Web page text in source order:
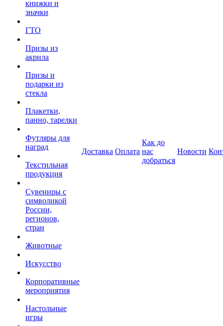
книжки и
значки
ГТО
Призы из
акрила
Призы и
подарки из
стекла
Плакетки,
панно, тарелки
Футляры для
наград
Текстильная
продукция
Сувениры с
символикой
России,
регионов,
стран
Животные
Искусство
Корпоративные
мероприятия
Настольные
игры
Доставка Оплата
Как до
нас
добраться
Новости